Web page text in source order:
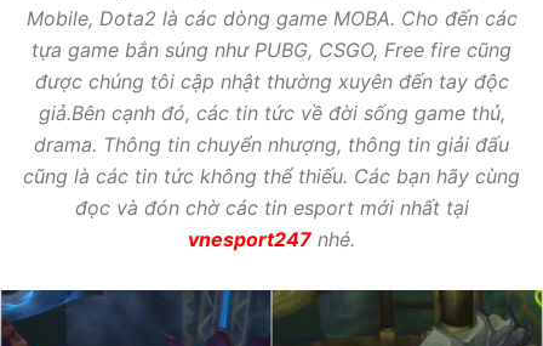
Mobile, Dota2 là các dòng game MOBA. Cho đến các
tựa game bắn súng như PUBG, CSGO, Free fire cũng
được chúng tôi cập nhật thường xuyên đến tay độc
giả.Bên cạnh đó, các tin tức về đời sống game thủ,
drama. Thông tin chuyển nhượng, thông tin giải đấu
cũng là các tin tức không thể thiếu. Các bạn hãy cùng
đọc và đón chờ các tin esport mới nhất tại
vnesport247 nhé.